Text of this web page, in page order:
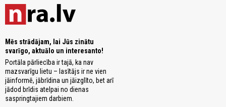
Mēs strādājam, lai Jūs zinātu
svarīgo, aktuālo un interesanto!
Portāla pārliecība ir tajā, ka nav
mazsvarīgu lietu – lasītājs ir ne vien
jāinformē, jābrīdina un jāizglīto, bet arī
jādod brīdis atelpai no dienas
saspringtajiem darbiem.